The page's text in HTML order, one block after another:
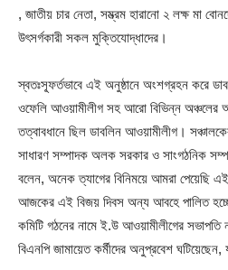
, জাতীয় চার নেতা, সম্ভ্রম হারানো ২ লক্ষ মা
উৎসর্গকারী সকল মুক্তিযোদ্ধাদের।
স্বতঃস্ফূর্তভাবে এই অনুষ্ঠানে অংশগ্রহন করে
ওফেলি আওয়ামীলীগ সহ আরো বিভিন্ন অঞ্চলের
তত্বাবধানে ছিল ডাবলিন আওয়ামীলীগ।
সাধারণ সম্পাদক অলক সরকার ও সাংগঠনিক
বলেন, অনেক ত্যাগের বিনিময়ে আমরা পেয়েছি
আজকের এই বিজয় দিবস অন্য আবহে পালিত
কমিটি গঠনের নামে ই.উ আওয়ামীলীগের
বিএনপি জামায়েত কর্মীদের অনুপ্রবেশ